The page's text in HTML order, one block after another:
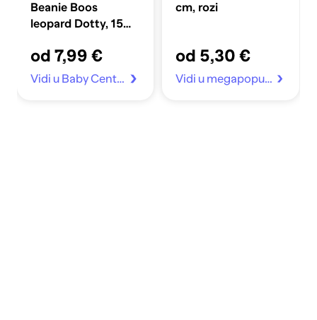
Beanie Boos
leopard Dotty, 15
od 7,99 €
Vidi u Baby Center
cm, rozi
od 5,30 €
Vidi u megapopust.hr